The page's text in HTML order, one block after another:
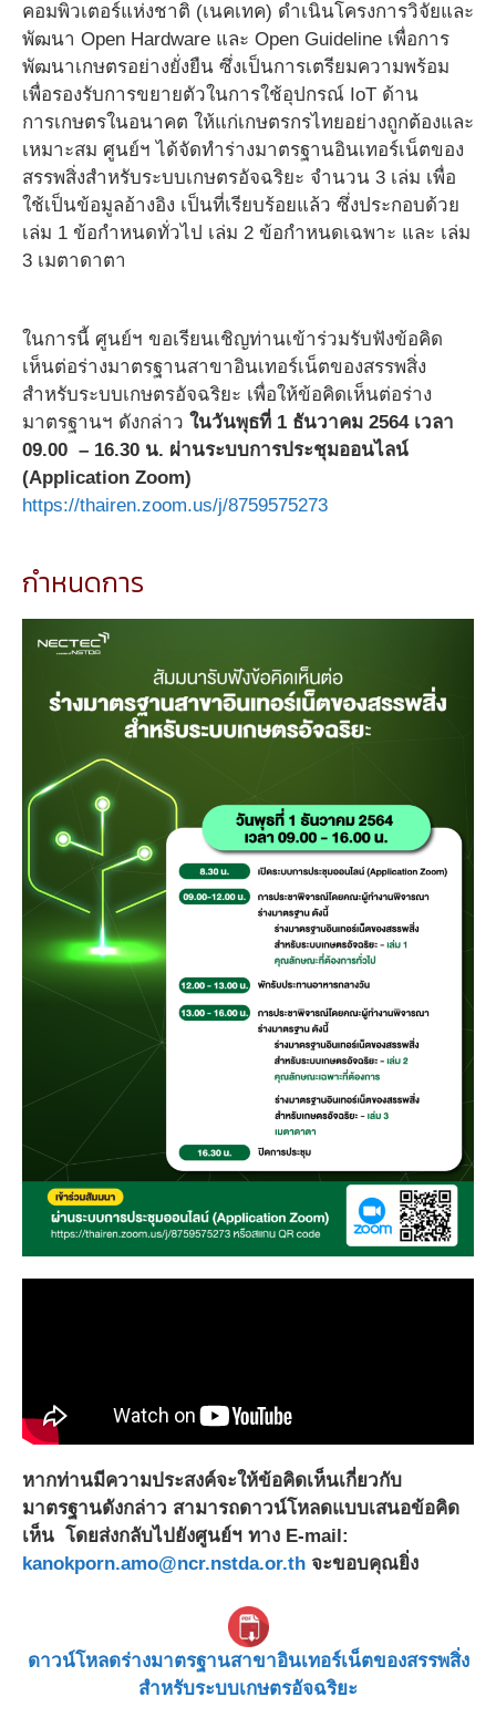
คอมพิวเตอร์แห่งชาติ (เนคเทค) ดำเนินโครงการวิจัยและ
พัฒนา Open Hardware และ Open Guideline เพื่อการ
พัฒนาเกษตรอย่างยั่งยืน ซึ่งเป็นการเตรียมความพร้อม
เพื่อรองรับการขยายตัวในการใช้อุปกรณ์ IoT ด้าน
การเกษตรในอนาคต ให้แก่เกษตรกรไทยอย่างถูกต้องและ
เหมาะสม ศูนย์ฯ ได้จัดทำร่างมาตรฐานอินเทอร์เน็ตของ
สรรพสิ่งสำหรับระบบเกษตรอัจฉริยะ จำนวน 3 เล่ม เพื่อ
ใช้เป็นข้อมูลอ้างอิง เป็นที่เรียบร้อยแล้ว ซึ่งประกอบด้วย
เล่ม 1 ข้อกำหนดทั่วไป เล่ม 2 ข้อกำหนดเฉพาะ และ เล่ม
3 เมตาดาตา
ในการนี้ ศูนย์ฯ ขอเรียนเชิญท่านเข้าร่วมรับฟังข้อคิด
เห็นต่อร่างมาตรฐานสาขาอินเทอร์เน็ตของสรรพสิ่ง
สำหรับระบบเกษตรอัจฉริยะ เพื่อให้ข้อคิดเห็นต่อร่าง
มาตรฐานฯ ดังกล่าว ในวันพุธที่ 1 ธันวาคม 2564 เวลา
09.00 – 16.30 น. ผ่านระบบการประชุมออนไลน์
(Application Zoom)
https://thairen.zoom.us/j/8759575273
กำหนดการ
หากท่านมีความประสงค์จะให้ข้อคิดเห็นเกี่ยวกับ
มาตรฐานดังกล่าว สามารถดาวน์โหลดแบบเสนอข้อคิด
เห็น โดยส่งกลับไปยังศูนย์ฯ ทาง E-mail:
kanokporn.amo@ncr.nstda.or.th จะขอบคุณยิ่ง
ดาวน์โหลดร่างมาตรฐานสาขาอินเทอร์เน็ตของสรรพสิ่ง
สำหรับระบบเกษตรอัจฉริยะ